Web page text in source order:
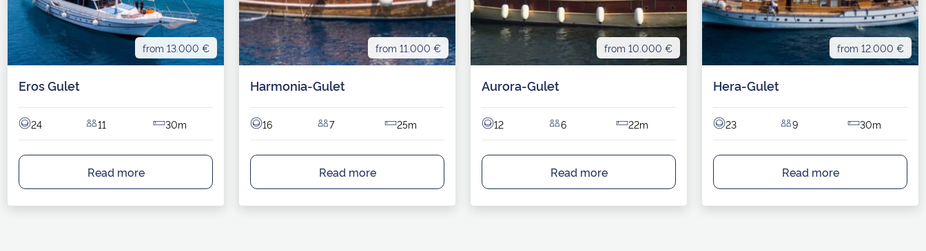
from 13.000 €
Eros Gulet
24 11 30m
Read more
from 11.000 €
Harmonia-Gulet
16 7 25m
Read more
from 10.000 €
Aurora-Gulet
12 6 22m
Read more
from 12.000 €
Hera-Gulet
23 9 30m
Read more